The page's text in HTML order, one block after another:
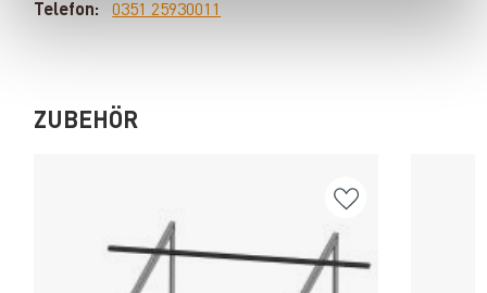
Telefon:
0351 25930011
ZUBEHÖR